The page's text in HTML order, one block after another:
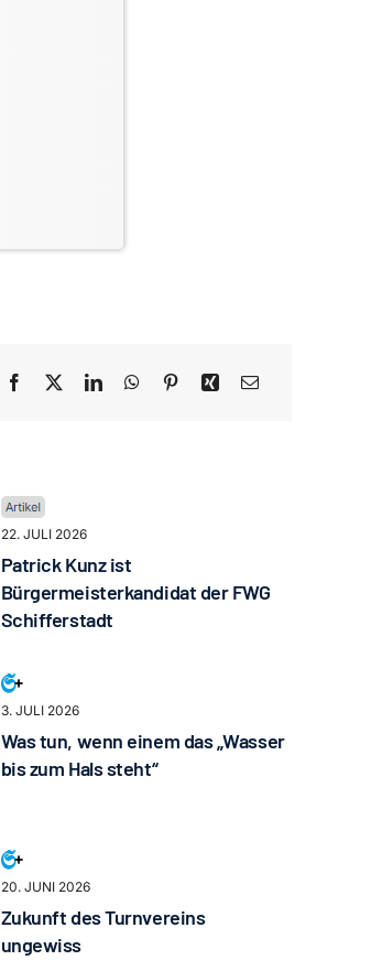
22. JULI 2026
Patrick Kunz ist
Bürgermeisterkandidat der FWG
Schifferstadt
3. JULI 2026
Was tun, wenn einem das „Wasser
bis zum Hals steht“
20. JUNI 2026
Zukunft des Turnvereins
ungewiss